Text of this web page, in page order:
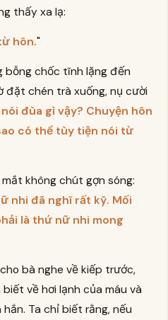
thấy xa lạ:
hôn."
bỗng chốc tĩnh lặng đến
đặt chén trà xuống, nụ cười
đùa gì vậy? Chuyện hôn
có thể tùy tiện nói từ
không chút gợn sóng:
nhi đã nghĩ rất kỹ. Mối
là thứ nữ nhi mong
bà nghe về kiếp trước,
về hơi lạnh của máu và
Ta chỉ biết rằng, nếu